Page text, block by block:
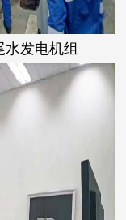
水发电机组